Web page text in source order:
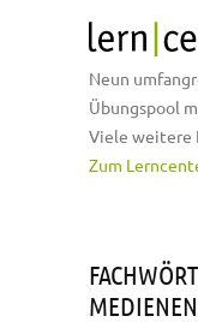
Neun
Übungspool
Viele weitere
Zum